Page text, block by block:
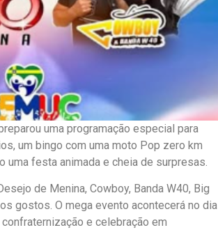
uma programação especial para
um bingo com uma moto Pop zero km
festa animada e cheia de surpresas.
de Menina, Cowboy, Banda W40, Big
gostos. O mega evento acontecerá no dia
e celebração em